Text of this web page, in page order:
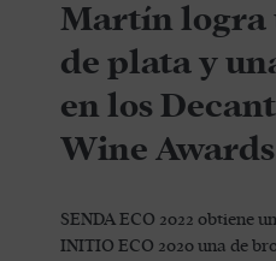
Martín logra
de plata y
en los
Wine Awards
SENDA ECO 2022 obtiene
INITIO ECO 2020 una de